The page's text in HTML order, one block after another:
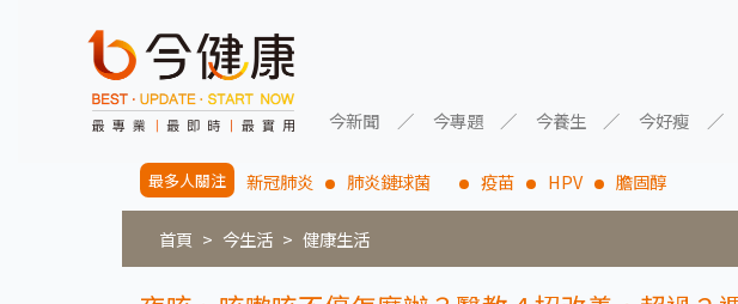
今新聞 今專題 今養生 今好瘦
最多人關注 新冠肺炎 肺炎鏈球菌 疫苗 HPV 膽固醇
首頁 今生活 健康生活